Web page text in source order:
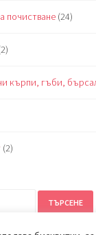
почистване (24)
кърпи, гъби,
(2)
ТЪРСЕНЕ